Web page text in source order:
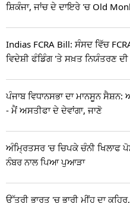
ਸ਼ਿਕੰਜਾ, ਜਾਂਚ ਦੇ ਦਾਇਰੇ 'ਚ Old
Indias FCRA Bill: ਸੰਸਦ ਵਿੱਚ
ਵਿਦੇਸ਼ੀ ਫੰਡਿੰਗ 'ਤੇ ਸਖ਼ਤ ਨਿਯੰਤਰਣ
ਪੰਜਾਬ ਵਿਧਾਨਸਭਾ ਦਾ ਮਾਨਸੂਨ
- ਮੈਂ ਅਸਤੀਫਾ ਦੇ ਦੇਵਾਂਗਾ, ਜਾਣੋ
ਅੰਮ੍ਰਿਤਸਰ 'ਚ ਚਿਪਕੇ ਚੰਨੀ ਖਿਲਾਫ
ਨੰਬਰ ਨਾਲ ਪਿਆ ਪੁਆੜਾ
ਉੱਤਰੀ ਭਾਰਤ 'ਚ ਭਾਰੀ ਮੀਂਹ ਦਾ